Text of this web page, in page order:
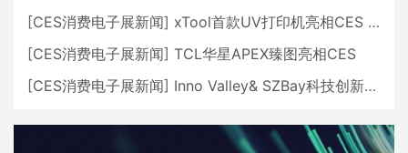
[CES消费电子展新闻] xTool首款UV打印机亮相CES 全新AI创作智能体AImake重塑创意制造
[CES消费电子展新闻] TCL华星APEX臻图亮相CES
[CES消费电子展新闻] Inno Valley& SZBay科技创新中心携中国品牌亮相CES